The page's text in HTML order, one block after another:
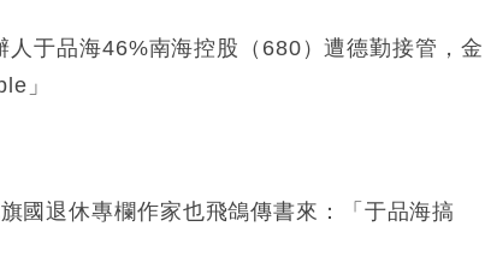
于品海46%南海控股（680）遭德勤接管，金
」
國退休專欄作家也飛鴿傳書來：「于品海搞